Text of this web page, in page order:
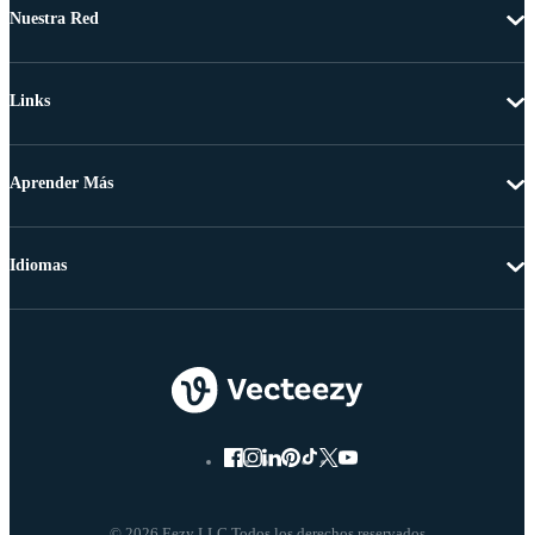
Nuestra Red
Links
Aprender Más
Idiomas